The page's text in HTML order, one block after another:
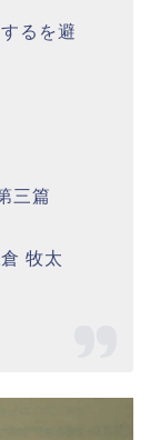
るを避
三篇
牧太